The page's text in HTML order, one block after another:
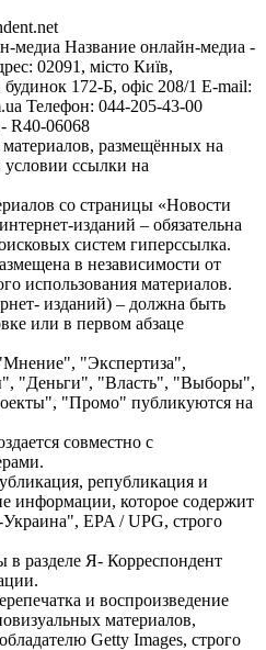
медиа Название онлайн-медиа -
02091, місто Київ,
172-Б, офіс 208/1 E-mail:
Телефон: 044-205-43-00
R40-06068
размещённых на
условии ссылки на
со страницы «Новости
изданий – обязательна
систем гиперссылка.
в независимости от
использования материалов.
изданий) – должна быть
или в первом абзаце
"Экспертиза",
"Деньги", "Власть", "Выборы",
"Промо" публикуются на
совместно с
републикация и
информации, которое содержит
EPA / UPG, строго
в разделе Я- Корреспондент
и воспроизведение
материалов,
Getty Images, строго